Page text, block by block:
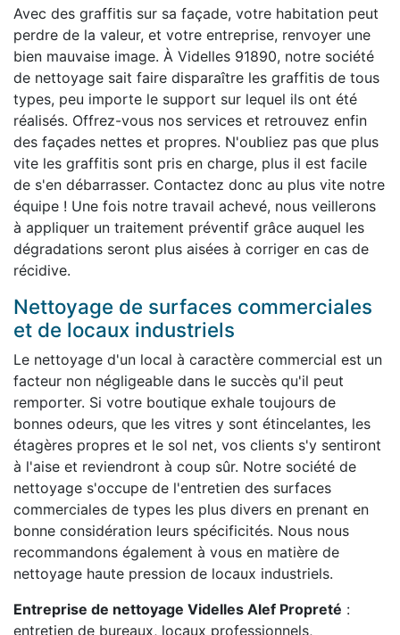
Avec des graffitis sur sa façade, votre habitation peut
perdre de la valeur, et votre entreprise, renvoyer une
bien mauvaise image. À Videlles 91890, notre société
de nettoyage sait faire disparaître les graffitis de tous
types, peu importe le support sur lequel ils ont été
réalisés. Offrez-vous nos services et retrouvez enfin
des façades nettes et propres. N'oubliez pas que plus
vite les graffitis sont pris en charge, plus il est facile
de s'en débarrasser. Contactez donc au plus vite notre
équipe ! Une fois notre travail achevé, nous veillerons
à appliquer un traitement préventif grâce auquel les
dégradations seront plus aisées à corriger en cas de
récidive.
Nettoyage de surfaces commerciales
et de locaux industriels
Le nettoyage d'un local à caractère commercial est un
facteur non négligeable dans le succès qu'il peut
remporter. Si votre boutique exhale toujours de
bonnes odeurs, que les vitres y sont étincelantes, les
étagères propres et le sol net, vos clients s'y sentiront
à l'aise et reviendront à coup sûr. Notre société de
nettoyage s'occupe de l'entretien des surfaces
commerciales de types les plus divers en prenant en
bonne considération leurs spécificités. Nous nous
recommandons également à vous en matière de
nettoyage haute pression de locaux industriels.
Entreprise de nettoyage Videlles Alef Propreté :
entretien de bureaux, locaux professionnels,